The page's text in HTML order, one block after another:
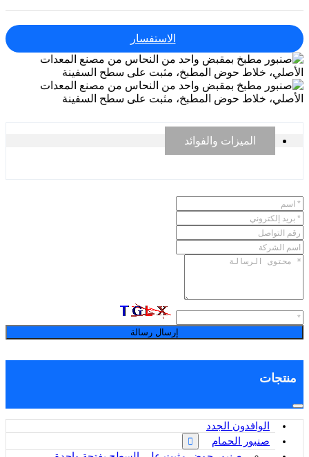
الاستفسار
الميزات والفوائد
إرسال رسالة
منتجات
الوافدون الجدد
صنبور الحمام